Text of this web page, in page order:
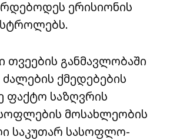
ერისიონის
თვეების განმავლობაში
ქმედებების
ფაქტო საზღვრის
მოსახლეობის
საკუთარ სასოფლო-